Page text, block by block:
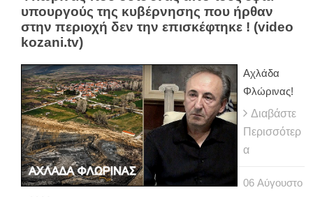
υπουργούς της κυβέρνησης που ήρθαν
στην περιοχή δεν την επισκέφτηκε ! (video
kozani.tv)
Αχλάδα
Φλώρινας!
Διαβάστε
Περισσότερ
α
06 Αύγουστο